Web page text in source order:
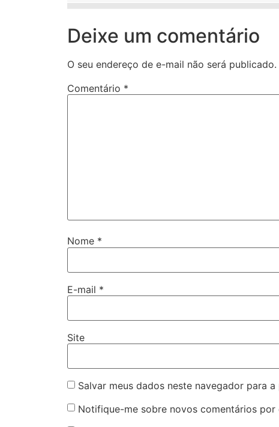
Deixe um comentário
O seu endereço de e-mail não será publicado.
Comentário *
Nome *
E-mail *
Site
Salvar meus dados neste navegador para
Notifique-me sobre novos comentários por